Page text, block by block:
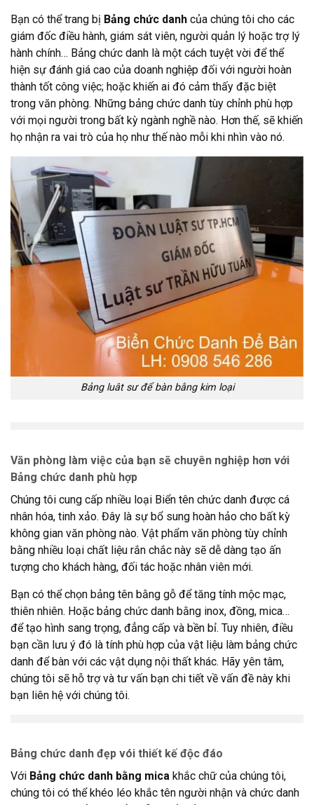
Bạn có thể trang bị Bảng chức danh của chúng tôi cho các
giám đốc điều hành, giám sát viên, người quản lý hoặc trợ lý
hành chính… Bảng chức danh là một cách tuyệt vời để thể
hiện sự đánh giá cao của doanh nghiệp đối với người hoàn
thành tốt công việc; hoặc khiến ai đó cảm thấy đặc biệt
trong văn phòng. Những bảng chức danh tùy chỉnh phù hợp
với mọi người trong bất kỳ ngành nghề nào. Hơn thế, sẽ khiến
họ nhận ra vai trò của họ như thế nào mỗi khi nhìn vào nó.
Bảng luât sư để bàn bằng kim loại
Văn phòng làm việc của bạn sẽ chuyên nghiệp hơn với
Bảng chức danh phù hợp
Chúng tôi cung cấp nhiều loại Biển tên chức danh được cá
nhân hóa, tinh xảo. Đây là sự bổ sung hoàn hảo cho bất kỳ
không gian văn phòng nào. Vật phẩm văn phòng tùy chỉnh
bằng nhiều loại chất liệu rắn chắc này sẽ dễ dàng tạo ấn
tượng cho khách hàng, đối tác hoặc nhân viên mới.
Bạn có thể chọn bảng tên bằng gỗ để tăng tính mộc mạc,
thiên nhiên. Hoặc bảng chức danh bằng inox, đồng, mica…
để tạo hình sang trọng, đẳng cấp và bền bỉ. Tuy nhiên, điều
bạn cần lưu ý đó là tính phù hợp của vật liệu làm bảng chức
danh để bàn với các vật dụng nội thất khác. Hãy yên tâm,
chúng tôi sẽ hỗ trợ và tư vấn bạn chi tiết về vấn đề này khi
bạn liên hệ với chúng tôi.
Bảng chức danh đẹp vói thiết kế độc đáo
Với Bảng chức danh bằng mica khắc chữ của chúng tôi,
chúng tôi có thể khéo léo khắc tên người nhận và chức danh